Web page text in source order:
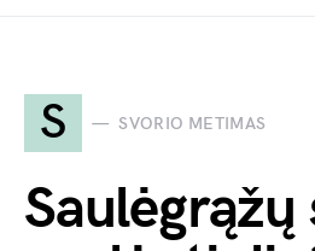
S SVORIO METIMAS
Saulėgrąžų